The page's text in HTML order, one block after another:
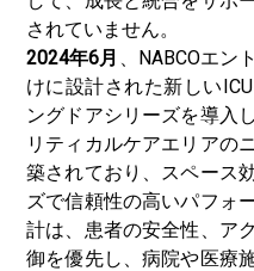
されていません。
2024年6月 、NABCOエン
けに設計された新しい
ングドアシリーズを導入
リティカルケアエリアの
築されており、スペース
ズで信頼性の高いパフォ
計は、患者の安全性、ア
御を優先し、病院や医療